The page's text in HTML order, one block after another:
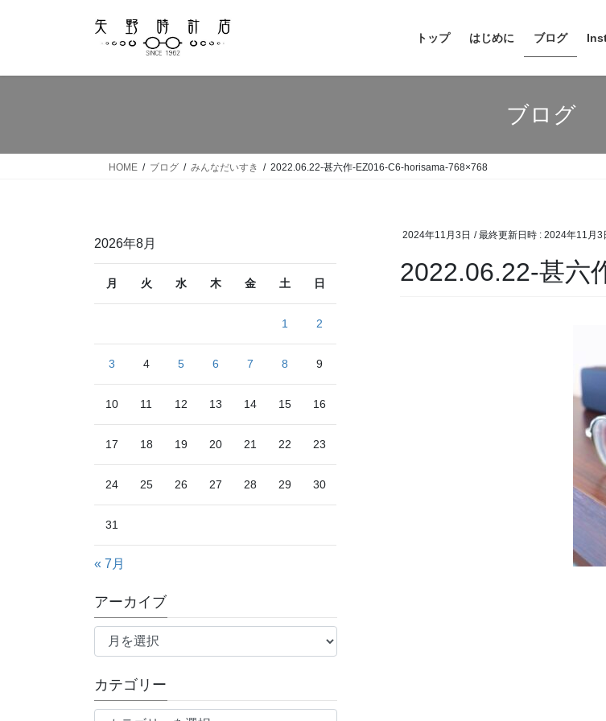
トップ はじめに ブログ
ブログ
HOME ブログ みんなだいすき 2022.06.22-甚六作-EZ016-C6-horisama-768×768
2024年11月3日 / 最終更新日時 : 2024年11月3
2022.06.22-甚六
2026年8月
月 火 水 木 金 土 日
1 2
3 4 5 6 7 8 9
10 11 12 13 14 15 16
17 18 19 20 21 22 23
24 25 26 27 28 29 30
31
« 7月
アーカイブ
ア
イ
ブ
カテゴリー